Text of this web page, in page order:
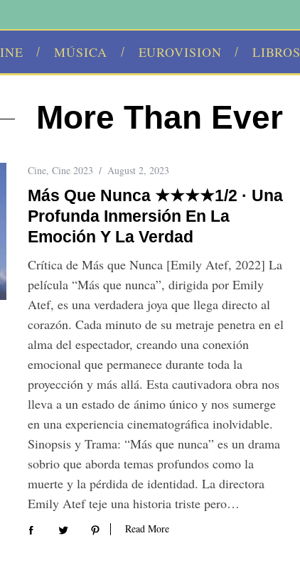
MÚSICA EUROVISION LIBROS
More Than Ever
Cine, Cine 2023 August 2, 2023
Más Que Nunca ★★★★1/2 · Una
Profunda Inmersión En La
Emoción Y La Verdad
Crítica de Más que Nunca [Emily Atef, 2022] La
película “Más que nunca”, dirigida por Emily
Atef, es una verdadera joya que llega directo al
corazón. Cada minuto de su metraje penetra en el
alma del espectador, creando una conexión
emocional que permanece durante toda la
proyección y más allá. Esta cautivadora obra nos
lleva a un estado de ánimo único y nos sumerge
en una experiencia cinematográfica inolvidable.
Sinopsis y Trama: “Más que nunca” es un drama
sobrio que aborda temas profundos como la
muerte y la pérdida de identidad. La directora
Emily Atef teje una historia triste pero…
Read More